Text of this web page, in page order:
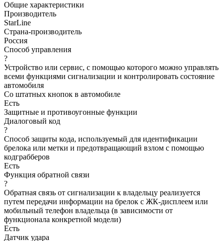
Общие характеристики
Производитель
StarLine
Страна-производитель
Россия
Способ управления
?
Устройство или сервис, с помощью которого можно управлять
всеми функциями сигнализации и контролировать состояние
автомобиля
Со штатных кнопок в автомобиле
Есть
Защитные и противоугонные функции
Диалоговый код
?
Способ защиты кода, используемый для идентификации
брелока или метки и предотвращающий взлом с помощью
кодграбберов
Есть
Функция обратной связи
?
Обратная связь от сигнализации к владельцу реализуется
путем передачи информации на брелок с ЖК-дисплеем или
мобильный телефон владельца (в зависимости от
функционала конкретной модели)
Есть
Датчик удара